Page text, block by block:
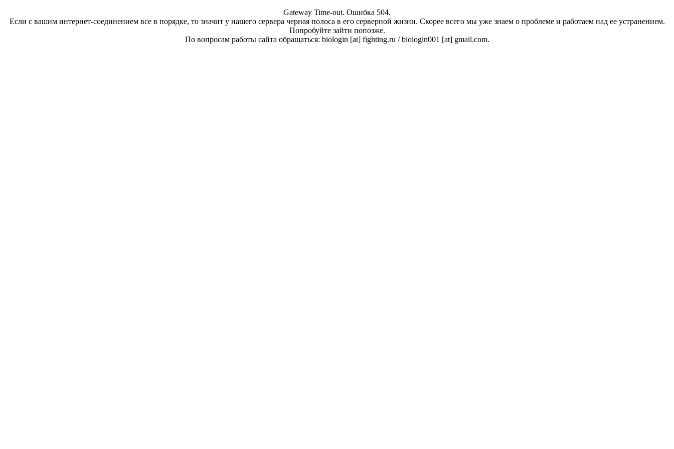
Gateway Time-out. Ошибка 504.
Если с вашим интернет-соединением все в порядке, то значит у нашего сервера черная полоса в его серверной жизни. Скорее всего мы уже знаем о проблеме и работаем над ее устранением.
Попробуйте зайти попозже.
По вопросам работы сайта обращаться: biologin [at] fighting.ru / biologin001 [at] gmail.com.